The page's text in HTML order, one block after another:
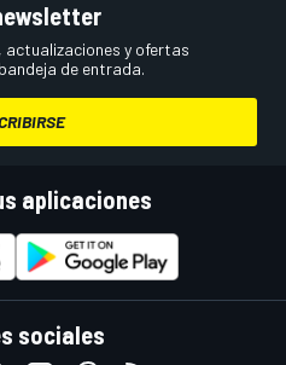
y ofertas
de entrada.
aplicaciones
sociales